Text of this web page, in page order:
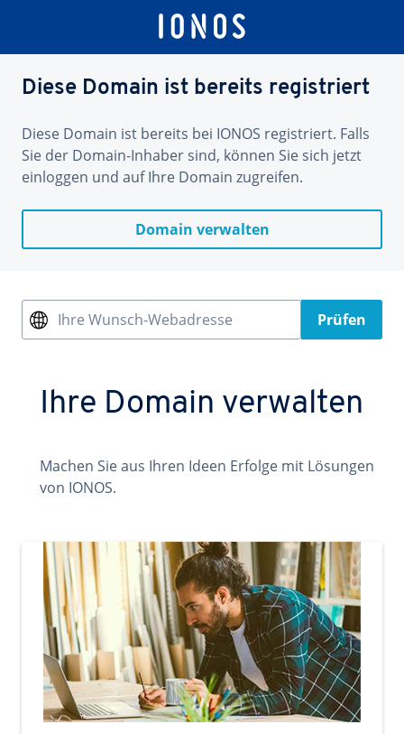
Diese Domain ist bereits registriert
Diese Domain ist bereits bei IONOS registriert. Falls
Sie der Domain-Inhaber sind, können Sie sich jetzt
einloggen und auf Ihre Domain zugreifen.
Domain verwalten
Ihre Wunsch-Webadresse Prüfen
Ihre Domain verwalten
Machen Sie aus Ihren Ideen Erfolge mit Lösungen
von IONOS.